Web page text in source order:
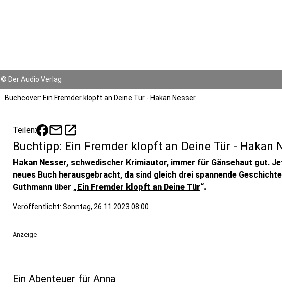
© Der Audio Verlag
Buchcover: Ein Fremder klopft an Deine Tür - Hakan Nesser
Teilen: mailopen_in_new
Buchtipp: Ein Fremder klopft an Deine Tür - Hakan
Hakan Nesser, schwedischer Krimiautor, immer für Gänsehaut gut.
neues Buch herausgebracht, da sind gleich drei spannende
Guthmann über „Ein Fremder klopft an Deine Tür“.
Veröffentlicht: Sonntag, 26.11.2023 08:00
Anzeige
Ein Abenteuer für Anna